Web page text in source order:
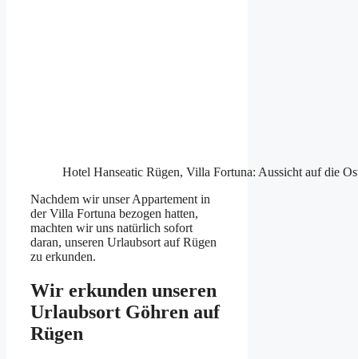
Hotel Hanseatic Rügen, Villa Fortuna: Aussicht auf die
Nachdem wir unser Appartement in
der Villa Fortuna bezogen hatten,
machten wir uns natürlich sofort
daran, unseren Urlaubsort auf Rügen
zu erkunden.
Wir erkunden unseren
Urlaubsort Göhren auf
Rügen